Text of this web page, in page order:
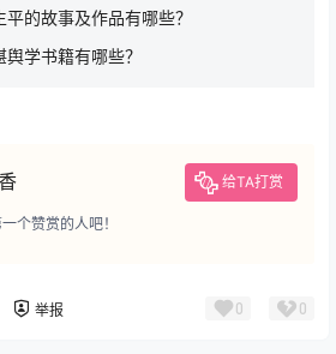
的故事及作品有哪些？
学书籍有哪些？
给TA打赏
个赞赏的人吧！
举报 0 0